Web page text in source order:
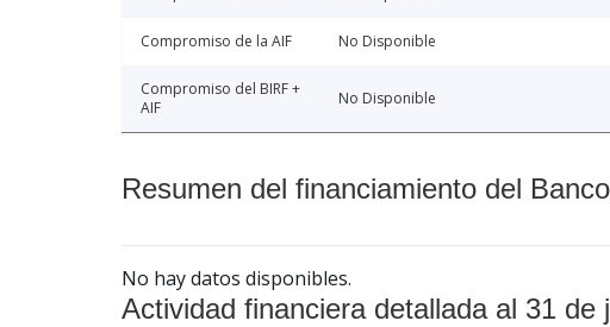
Compromiso de la AIF No Disponible
Compromiso del BIRF +
AIF
No Disponible
Resumen del financiamiento del
No hay datos disponibles.
Actividad financiera detallada al 31 de